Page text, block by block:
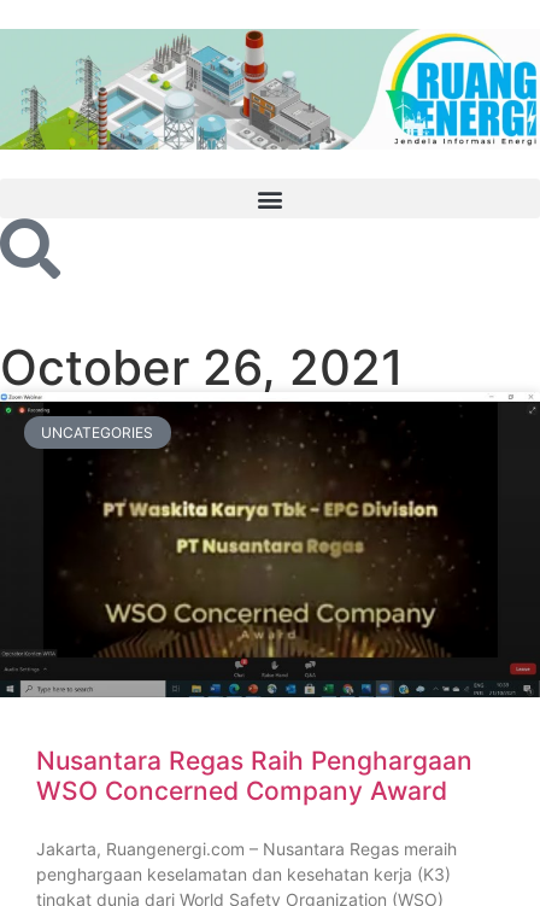
October 26, 2021
UNCATEGORIES
Nusantara Regas Raih Penghargaan
WSO Concerned Company Award
Jakarta, Ruangenergi.com – Nusantara Regas meraih
penghargaan keselamatan dan kesehatan kerja (K3)
tingkat dunia dari World Safety Organization (WSO)